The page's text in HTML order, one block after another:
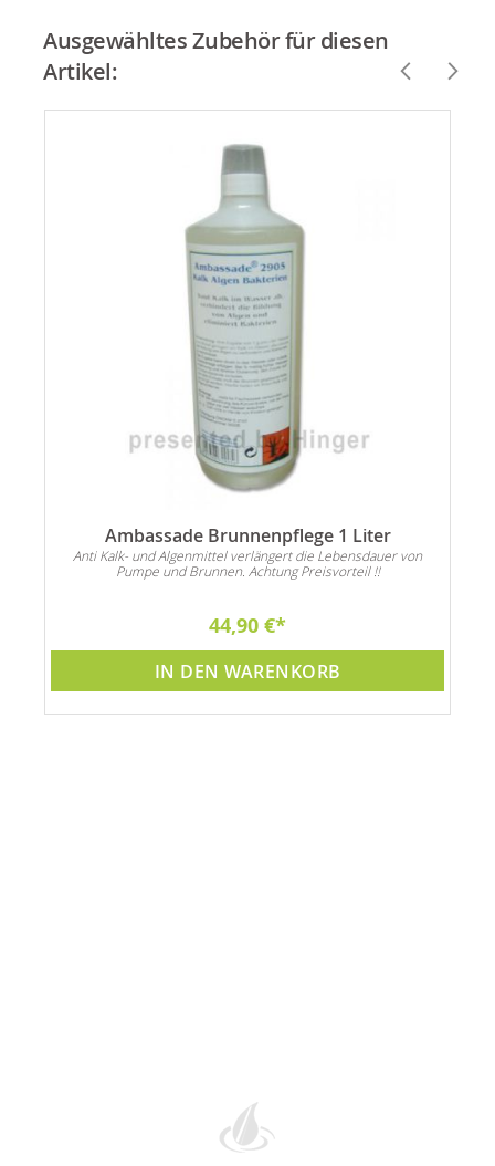
Ausgewähltes Zubehör für diesen
Artikel:
Ambassade Brunnenpflege 1 Liter
Anti Kalk- und Algenmittel verlängert die Lebensdauer von
Pumpe und Brunnen. Achtung Preisvorteil !!
44,90 €
IN DEN WARENKORB